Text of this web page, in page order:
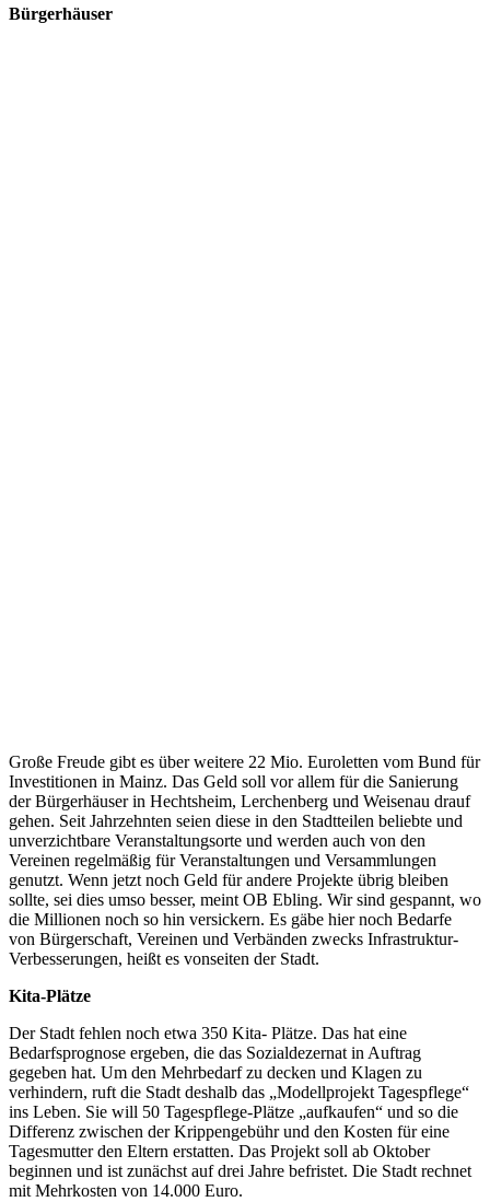
Bürgerhäuser
Große Freude gibt es über weitere 22 Mio. Euroletten vom Bund für
Investitionen in Mainz. Das Geld soll vor allem für die Sanierung
der Bürgerhäuser in Hechtsheim, Lerchenberg und Weisenau drauf
gehen. Seit Jahrzehnten seien diese in den Stadtteilen beliebte und
unverzichtbare Veranstaltungsorte und werden auch von den
Vereinen regelmäßig für Veranstaltungen und Versammlungen
genutzt. Wenn jetzt noch Geld für andere Projekte übrig bleiben
sollte, sei dies umso besser, meint OB Ebling. Wir sind gespannt, wo
die Millionen noch so hin versickern. Es gäbe hier noch Bedarfe
von Bürgerschaft, Vereinen und Verbänden zwecks Infrastruktur-
Verbesserungen, heißt es vonseiten der Stadt.
Kita-Plätze
Der Stadt fehlen noch etwa 350 Kita- Plätze. Das hat eine
Bedarfsprognose ergeben, die das Sozialdezernat in Auftrag
gegeben hat. Um den Mehrbedarf zu decken und Klagen zu
verhindern, ruft die Stadt deshalb das „Modellprojekt Tagespflege“
ins Leben. Sie will 50 Tagespflege-Plätze „aufkaufen“ und so die
Differenz zwischen der Krippengebühr und den Kosten für eine
Tagesmutter den Eltern erstatten. Das Projekt soll ab Oktober
beginnen und ist zunächst auf drei Jahre befristet. Die Stadt rechnet
mit Mehrkosten von 14.000 Euro.